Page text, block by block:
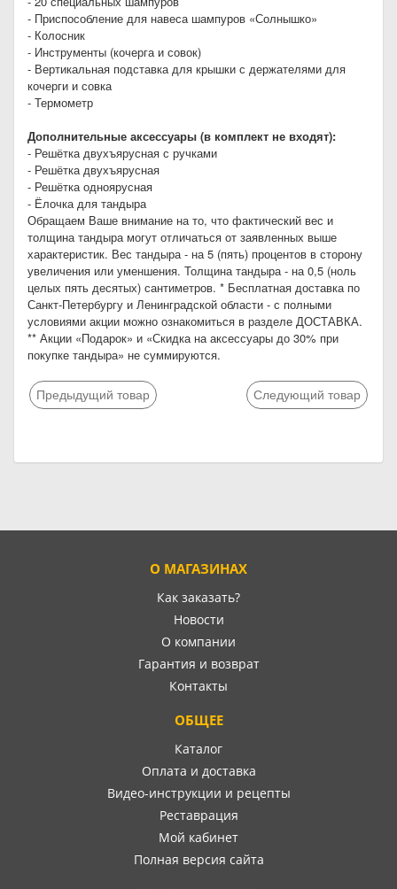
- Приспособление для навеса шампуров «Солнышко»
- Колосник
- Инструменты (кочерга и совок)
- Вертикальная подставка для крышки с держателями для
кочерги и совка
- Термометр
Дополнительные аксессуары (в комплект не входят):
- Решётка двухъярусная с ручками
- Решётка двухъярусная
- Решётка одноярусная
- Ёлочка для тандыра
Обращаем Ваше внимание на то, что фактический вес и
толщина тандыра могут отличаться от заявленных выше
характеристик. Вес тандыра - на 5 (пять) процентов в сторону
увеличения или уменшения. Толщина тандыра - на 0,5 (ноль
целых пять десятых) сантиметров. * Бесплатная доставка по
Санкт-Петербургу и Ленинградской области - с полными
условиями акции можно ознакомиться в разделе ДОСТАВКА.
** Акции «Подарок» и «Скидка на аксессуары до 30% при
покупке тандыра» не суммируются.
Предыдущий товар Следующий товар
О МАГАЗИНАХ
Как заказать?
Новости
О компании
Гарантия и возврат
Контакты
ОБЩЕЕ
Каталог
Оплата и доставка
Видео-инструкции и рецепты
Реставрация
Мой кабинет
Полная версия сайта